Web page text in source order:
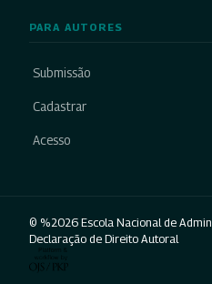
PARA AUTORES
Submissão
Cadastrar
Acesso
© %2026 Escola Nacional de
Declaração de Direito Autoral